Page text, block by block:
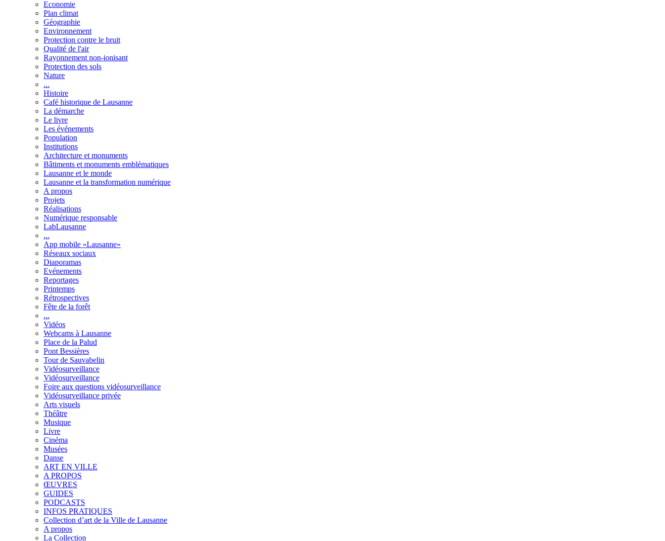
Economie
Plan climat
Géographie
Environnement
Protection contre le bruit
Qualité de l'air
Rayonnement non-ionisant
Protection des sols
Nature
...
Histoire
Café historique de Lausanne
La démarche
Le livre
Les événements
Population
Institutions
Architecture et monuments
Bâtiments et monuments emblématiques
Lausanne et le monde
Lausanne et la transformation numérique
A propos
Projets
Réalisations
Numérique responsable
LabLausanne
...
App mobile «Lausanne»
Réseaux sociaux
Diaporamas
Evénements
Reportages
Printemps
Rétrospectives
Fête de la forêt
...
Vidéos
Webcams à Lausanne
Place de la Palud
Pont Bessières
Tour de Sauvabelin
Vidéosurveillance
Vidéosurveillance
Foire aux questions vidéosurveillance
Vidéosurveillance privée
Arts visuels
Théâtre
Musique
Livre
Cinéma
Musées
Danse
ART EN VILLE
A PROPOS
ŒUVRES
GUIDES
PODCASTS
INFOS PRATIQUES
Collection d’art de la Ville de Lausanne
A propos
La Collection